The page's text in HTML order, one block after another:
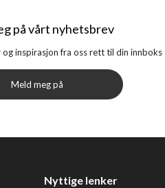
på vårt nyhetsbrev
og inspirasjon fra oss rett til din innboks
Meld meg på
Nyttige lenker